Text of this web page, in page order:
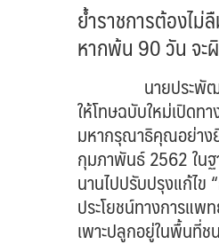
ย้ำราชการต้องไม่
หากพ้น 90 วัน จะ
นายประพัฒน์ ปัญ
ให้โทษฉบับใหม่เปิดท
มหากรุณาธิคุณอย่างยิ่
กุมภาพันธ์ 2562 ใน
นานไปปรับปรุงแก้ไข
ประโยชน์ทางการแพ
เพาะปลูกอยู่ในพื้นที่ช